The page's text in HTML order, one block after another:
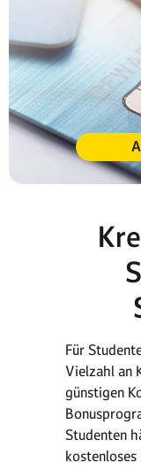
Für
Vielzahl an
günstigen
Studenten